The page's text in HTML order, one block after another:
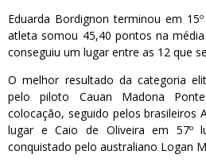
Eduarda Bordignon terminou em
atleta somou 45,40 pontos na
conseguiu um lugar entre as 12 que
O melhor resultado da categoria
pelo piloto Cauan Madona
colocação, seguido pelos brasileiros
lugar e Caio de Oliveira em 57º
conquistado pelo australiano Logan